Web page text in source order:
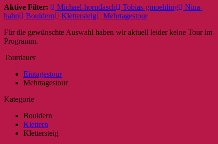
Aktive Filter: Michael-horndasch Tobias-gmoehling
Nina-
hahn
Bouldern Klettersteig
Mehrtagestour
Für die gewünschte Auswahl haben wir aktuell leider keine Tour im
Programm.
Tourdauer
Eintagestour
Mehrtagestour
Kategorie
Bouldern
Klettern
Klettersteig